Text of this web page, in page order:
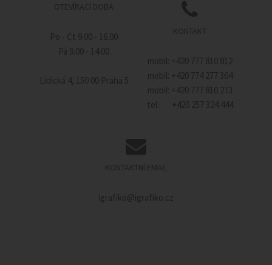
OTEVÍRACÍ DOBA
Po - Čt 9.00 - 16.00
Pá 9.00 - 14.00
Lidická 4, 150 00 Praha 5
KONTAKT
mobil: +420 777 810 812
mobil: +420 774 277 364
mobil: +420 777 810 273
tel.: +420 257 324 444
KONTAKTNÍ EMAIL
igrafiko@igrafiko.cz